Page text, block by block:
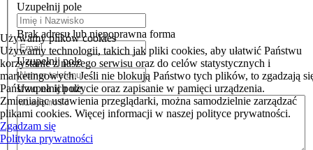
Uzupełnij pole
Brak adresu lub niepoprawna forma
Uzupełnij pole
Uzupełnij pole
Używamy plików cookies
Używamy technologii, takich jak pliki cookies, aby ułatwić Państwu
korzystanie z naszego serwisu oraz do celów statystycznych i
marketingowych. Jeśli nie blokują Państwo tych plików, to zgadzają
Państwo na ich użycie oraz zapisanie w pamięci urządzenia.
Zmieniając ustawienia przeglądarki, można samodzielnie zarządzać
plikami cookies. Więcej informacji w naszej polityce prywatności.
Zgadzam się
Polityka prywatności